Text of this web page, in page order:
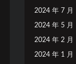
2024 年 7 月
2024 年 5 月
2024 年 2 月
2024 年 1 月